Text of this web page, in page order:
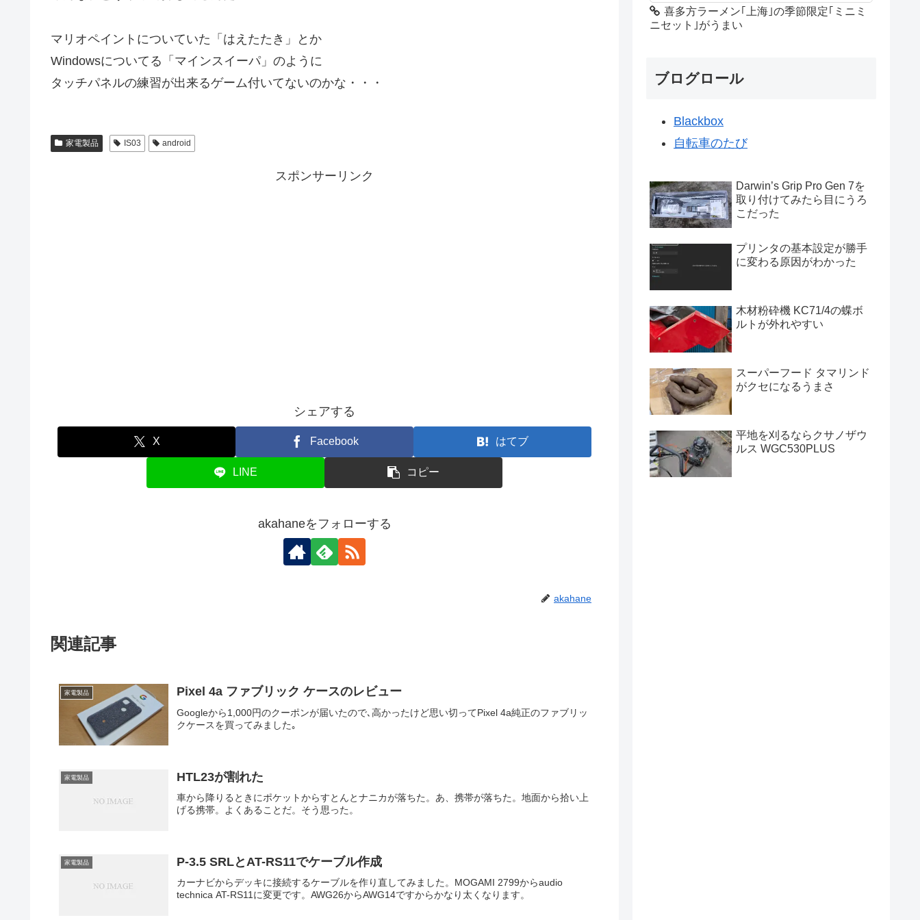
マリオペイントについていた「はえたたき」とか
Windowsについてる「マインスイーパ」のように
タッチパネルの練習が出来るゲーム付いてないのかな・・・
家電製品 IS03 android
スポンサーリンク
シェアする
X Facebook はてブ
LINE コピー
akahaneをフォローする
akahane
関連記事
家電製品 Pixel 4a ファブリック ケースのレビュー
Googleから1,000円のクーポンが届いたので､高かったけど思い切ってPixel 4a純正のファブリッ
クケースを買ってみました｡
家電製品 HTL23が割れた
車から降りるときにポケットからすとんとナニカが落ちた。あ、携帯が落ちた。地面から拾い上
げる携帯。よくあることだ。そう思った。
家電製品 P-3.5 SRLとAT-RS11でケーブル作成
カーナビからデッキに接続するケーブルを作り直してみました。MOGAMI 2799からaudio
technica AT-RS11に変更です。AWG26からAWG14ですからかなり太くなります。
喜多方ラーメン｢上海｣の季節限定｢ミニミ
ニセット｣がうまい
ブログロール
Blackbox
自転車のたび
Darwin’s Grip Pro Gen 7を
取り付けてみたら目にうろ
こだった
プリンタの基本設定が勝手
に変わる原因がわかった
木材粉砕機 KC71/4の蝶ボ
ルトが外れやすい
スーパーフード タマリンド
がクセになるうまさ
平地を刈るならクサノザウ
ルス WGC530PLUS